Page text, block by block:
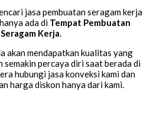
jasa pembuatan seragam kerja
ada di Tempat Pembuatan
Seragam Kerja.
akan mendapatkan kualitas yang
semakin percaya diri saat berada di
hubungi jasa konveksi kami dan
harga diskon hanya dari kami.